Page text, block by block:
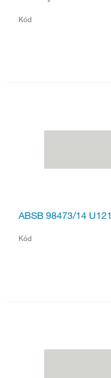
Kód
ABSB 98473/14
Kód